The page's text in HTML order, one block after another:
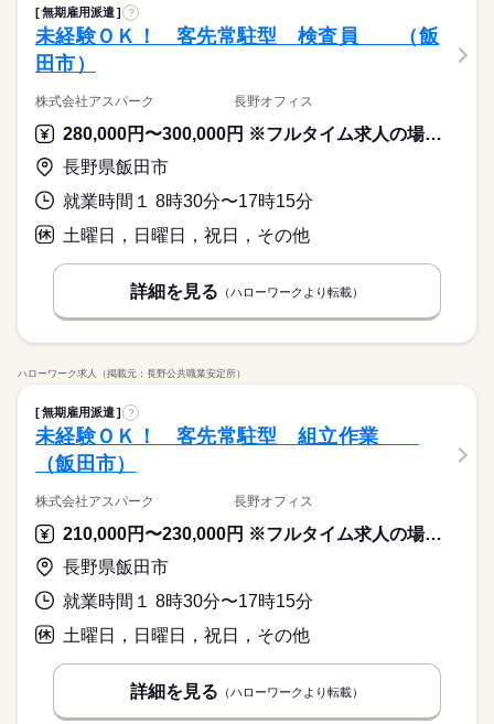
無期雇用派遣 ?
未経験ＯＫ！ 客先常駐型 検査員 （飯
田市）
株式会社アスパーク 長野オフィス
280,000円〜300,000円 ※フルタイム求人の場合は月額（換算額）、パート求人の場合は時間額を表示しています。
長野県飯田市
就業時間１ 8時30分〜17時15分
土曜日，日曜日，祝日，その他
詳細を見る （ハローワークより転載）
ハローワーク求人（掲載元：長野公共職業安定所）
無期雇用派遣 ?
未経験ＯＫ！ 客先常駐型 組立作業
（飯田市）
株式会社アスパーク 長野オフィス
210,000円〜230,000円 ※フルタイム求人の場合は月額（換算額）、パート求人の場合は時間額を表示しています。
長野県飯田市
就業時間１ 8時30分〜17時15分
土曜日，日曜日，祝日，その他
詳細を見る （ハローワークより転載）